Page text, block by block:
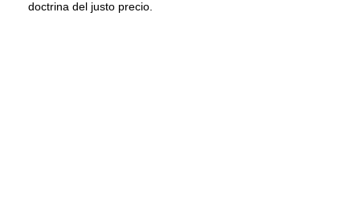
doctrina del justo precio.